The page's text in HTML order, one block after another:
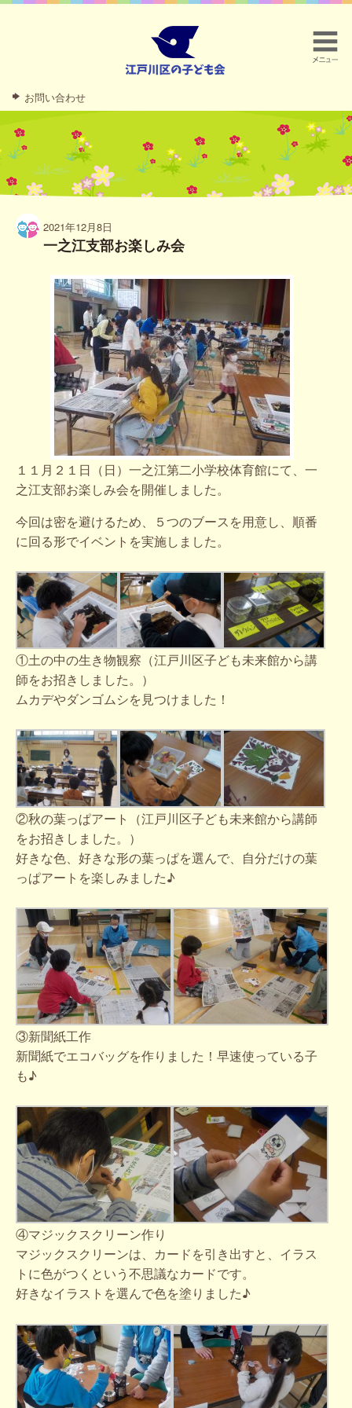
お問い合わせ
2021年12月8日
一之江支部お楽しみ会
１１月２１日（日）一之江第二小学校体育館にて、一
之江支部お楽しみ会を開催しました。
今回は密を避けるため、５つのブースを用意し、順番
に回る形でイベントを実施しました。
①土の中の生き物観察（江戸川区子ども未来館から講
師をお招きしました。）
ムカデやダンゴムシを見つけました！
②秋の葉っぱアート（江戸川区子ども未来館から講師
をお招きしました。）
好きな色、好きな形の葉っぱを選んで、自分だけの葉
っぱアートを楽しみました♪
③新聞紙工作
新聞紙でエコバッグを作りました！早速使っている子
も♪
④マジックスクリーン作り
マジックスクリーンは、カードを引き出すと、イラス
トに色がつくという不思議なカードです。
好きなイラストを選んで色を塗りました♪